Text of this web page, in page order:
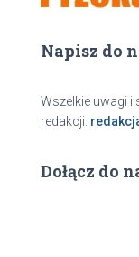
Napisz do
Wszelkie uwagi i
redakcji:
Dołącz do